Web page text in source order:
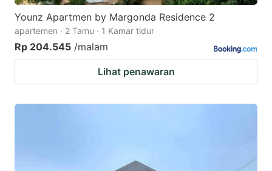
Younz Apartmen by Margonda Residence 2
apartemen · 2 Tamu · 1 Kamar tidur
Rp 204.545 /malam
Lihat penawaran